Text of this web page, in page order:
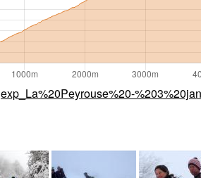
exp_La%20Peyrouse%20-